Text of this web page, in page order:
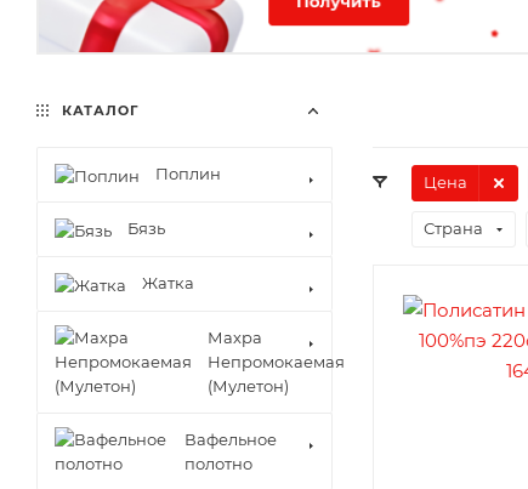
Цена
Страна
КАТАЛОГ
Поплин
Бязь
Жатка
Махра
Непромокаемая
(Мулетон)
Вафельное
полотно